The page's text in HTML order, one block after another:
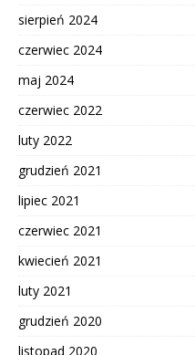
sierpień 2024
czerwiec 2024
maj 2024
czerwiec 2022
luty 2022
grudzień 2021
lipiec 2021
czerwiec 2021
kwiecień 2021
luty 2021
grudzień 2020
listopad 2020